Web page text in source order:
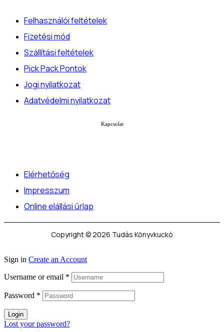
Felhasználói feltételek
Fizetési mód
Szállítási feltételek
Pick Pack Pontok
Jogi nyilatkozat
Adatvédelmi nyilatkozat
Kapcsolat
Elérhetőség
Impresszum
Online elállási űrlap
Copyright © 2026 Tudás Könyvkuckó
Sign in Create an Account
Username or email *
Password *
Login
Lost your password?